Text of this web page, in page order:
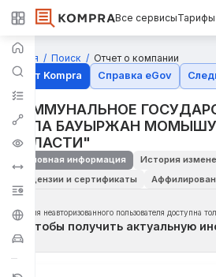
Все сервисыТарифы
Главная Поиск
Отчет о компании
Отчёт Kompra
Справка eGov
КОММУНАЛЬНОЕ
СЕЛА БАУЫРЖАН
ОБЛАСТИ"
Основная информация История
Лицензии и сертификаты
Для неавторизованного пользователя доступна
Чтобы получить актуальную